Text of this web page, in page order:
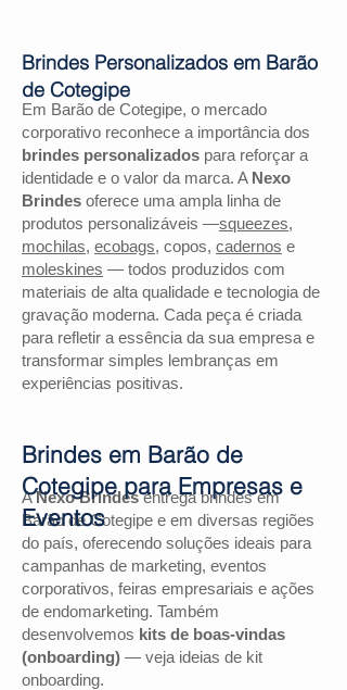
Em Barão de Cotegipe, o mercado
corporativo reconhece a importância dos
brindes personalizados para reforçar a
identidade e o valor da marca. A Nexo
Brindes oferece uma ampla linha de
produtos personalizáveis —squeezes,
mochilas, ecobags, copos, cadernos e
moleskines — todos produzidos com
materiais de alta qualidade e tecnologia de
gravação moderna. Cada peça é criada
para refletir a essência da sua empresa e
transformar simples lembranças em
experiências positivas.
ANexo Brindesentrega brindes em
Barão de Cotegipe e em diversas regiões
do país, oferecendo soluções ideais para
campanhas de marketing, eventos
corporativos, feiras empresariais e ações
de endomarketing. Também
desenvolvemos kits de boas-vindas
(onboarding) — veja ideias de kit
onboarding.
Brindes Personalizados em Barão
de Cotegipe
Brindes em Barão de
Cotegipe para Empresas e
Eventos